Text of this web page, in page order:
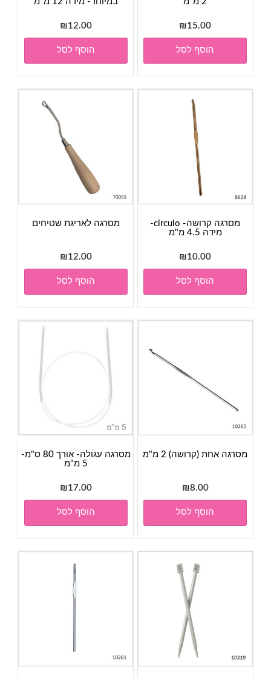
₪15.00
הוסף לסל
₪12.00
הוסף לסל
מסרגה קרושה- circulo-
מידה 4.5 מ"מ
₪10.00
הוסף לסל
מסרגה לאריגת שטיחים
₪12.00
הוסף לסל
מסרגה אחת (קרושה) 2 מ"מ
₪8.00
הוסף לסל
מסרגה עגולה- אורך 80 ס"מ-
5 מ"מ
₪17.00
הוסף לסל